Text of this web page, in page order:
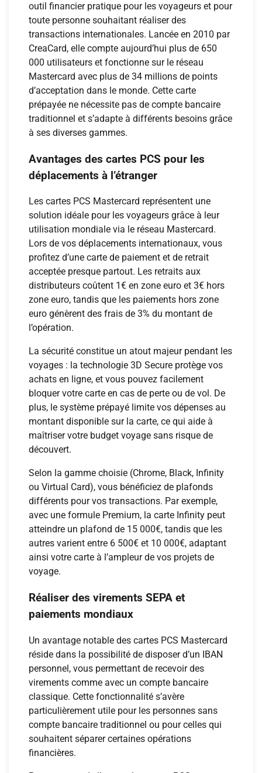
outil financier pratique pour les voyageurs et pour
toute personne souhaitant réaliser des
transactions internationales. Lancée en 2010 par
CreaCard, elle compte aujourd’hui plus de 650
000 utilisateurs et fonctionne sur le réseau
Mastercard avec plus de 34 millions de points
d’acceptation dans le monde. Cette carte
prépayée ne nécessite pas de compte bancaire
traditionnel et s’adapte à différents besoins grâce
à ses diverses gammes.
Avantages des cartes PCS pour les
déplacements à l’étranger
Les cartes PCS Mastercard représentent une
solution idéale pour les voyageurs grâce à leur
utilisation mondiale via le réseau Mastercard.
Lors de vos déplacements internationaux, vous
profitez d’une carte de paiement et de retrait
acceptée presque partout. Les retraits aux
distributeurs coûtent 1€ en zone euro et 3€ hors
zone euro, tandis que les paiements hors zone
euro génèrent des frais de 3% du montant de
l’opération.
La sécurité constitue un atout majeur pendant les
voyages : la technologie 3D Secure protège vos
achats en ligne, et vous pouvez facilement
bloquer votre carte en cas de perte ou de vol. De
plus, le système prépayé limite vos dépenses au
montant disponible sur la carte, ce qui aide à
maîtriser votre budget voyage sans risque de
découvert.
Selon la gamme choisie (Chrome, Black, Infinity
ou Virtual Card), vous bénéficiez de plafonds
différents pour vos transactions. Par exemple,
avec une formule Premium, la carte Infinity peut
atteindre un plafond de 15 000€, tandis que les
autres varient entre 6 500€ et 10 000€, adaptant
ainsi votre carte à l’ampleur de vos projets de
voyage.
Réaliser des virements SEPA et
paiements mondiaux
Un avantage notable des cartes PCS Mastercard
réside dans la possibilité de disposer d’un IBAN
personnel, vous permettant de recevoir des
virements comme avec un compte bancaire
classique. Cette fonctionnalité s’avère
particulièrement utile pour les personnes sans
compte bancaire traditionnel ou pour celles qui
souhaitent séparer certaines opérations
financières.